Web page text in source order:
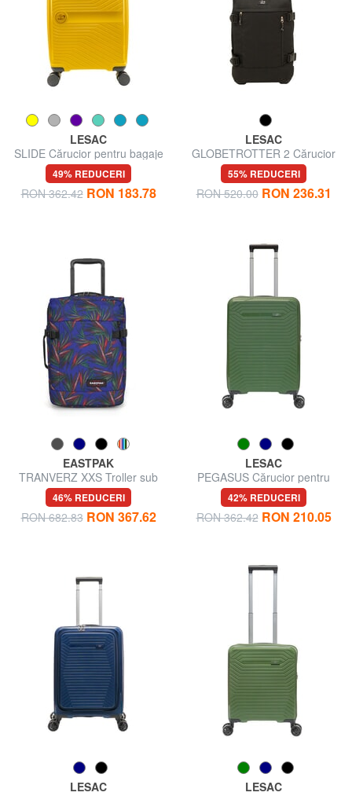
LESAC
SLIDE Cărucior pentru bagaje
de mână
49% REDUCERI
RON 362.42 RON 183.78
LESAC
GLOBETROTTER 2 Cărucior
pentru bagaje de mână
55% REDUCERI
RON 520.00 RON 236.31
EASTPAK
TRANVERZ XXS Troller sub
scaun
46% REDUCERI
RON 682.83 RON 367.62
LESAC
PEGASUS Cărucior pentru
bagaje de mână
42% REDUCERI
RON 362.42 RON 210.05
LESAC
LESAC